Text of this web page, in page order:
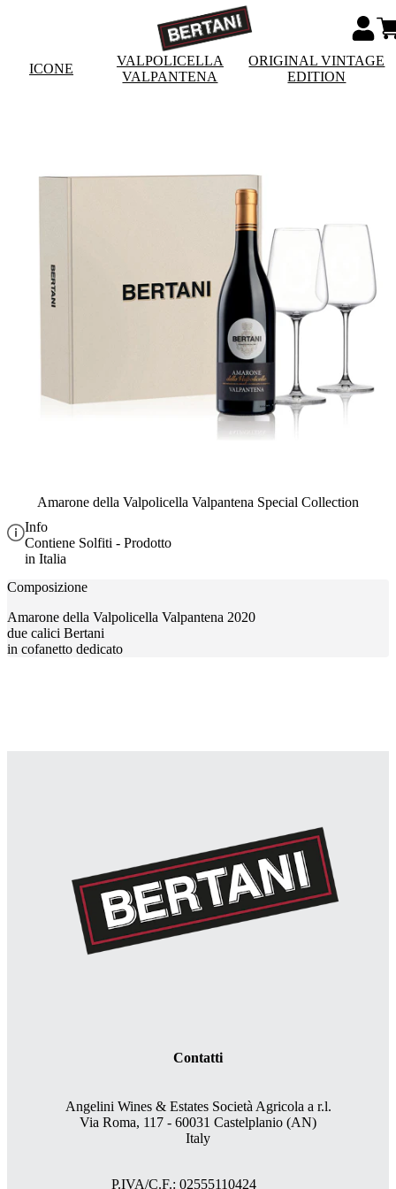
ICONE
VALPOLICELLA
VALPANTENA
ORIGINAL VINTAGE
EDITION
Amarone della Valpolicella Valpantena Special Collection
Info
Contiene Solfiti - Prodotto
in Italia
Composizione
Amarone della Valpolicella Valpantena 2020
due calici Bertani
in cofanetto dedicato
Contatti
Angelini Wines & Estates Società Agricola a r.l.
Via Roma, 117 - 60031 Castelplanio (AN)
Italy
P.IVA/C.F.: 02555110424